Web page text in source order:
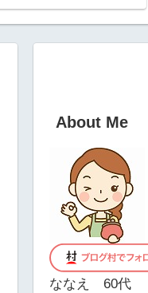
About Me
ななえ 60代